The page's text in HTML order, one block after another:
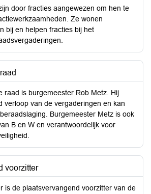
door fracties aangewezen om hen te
Ze wonen
bij en helpen fracties bij het
raad is burgemeester Rob Metz. Hij
verloop van de vergaderingen en kan
Burgemeester Metz is ook
B en W en verantwoordelijk voor
voorzitter
is de plaatsvervangend voorzitter van de